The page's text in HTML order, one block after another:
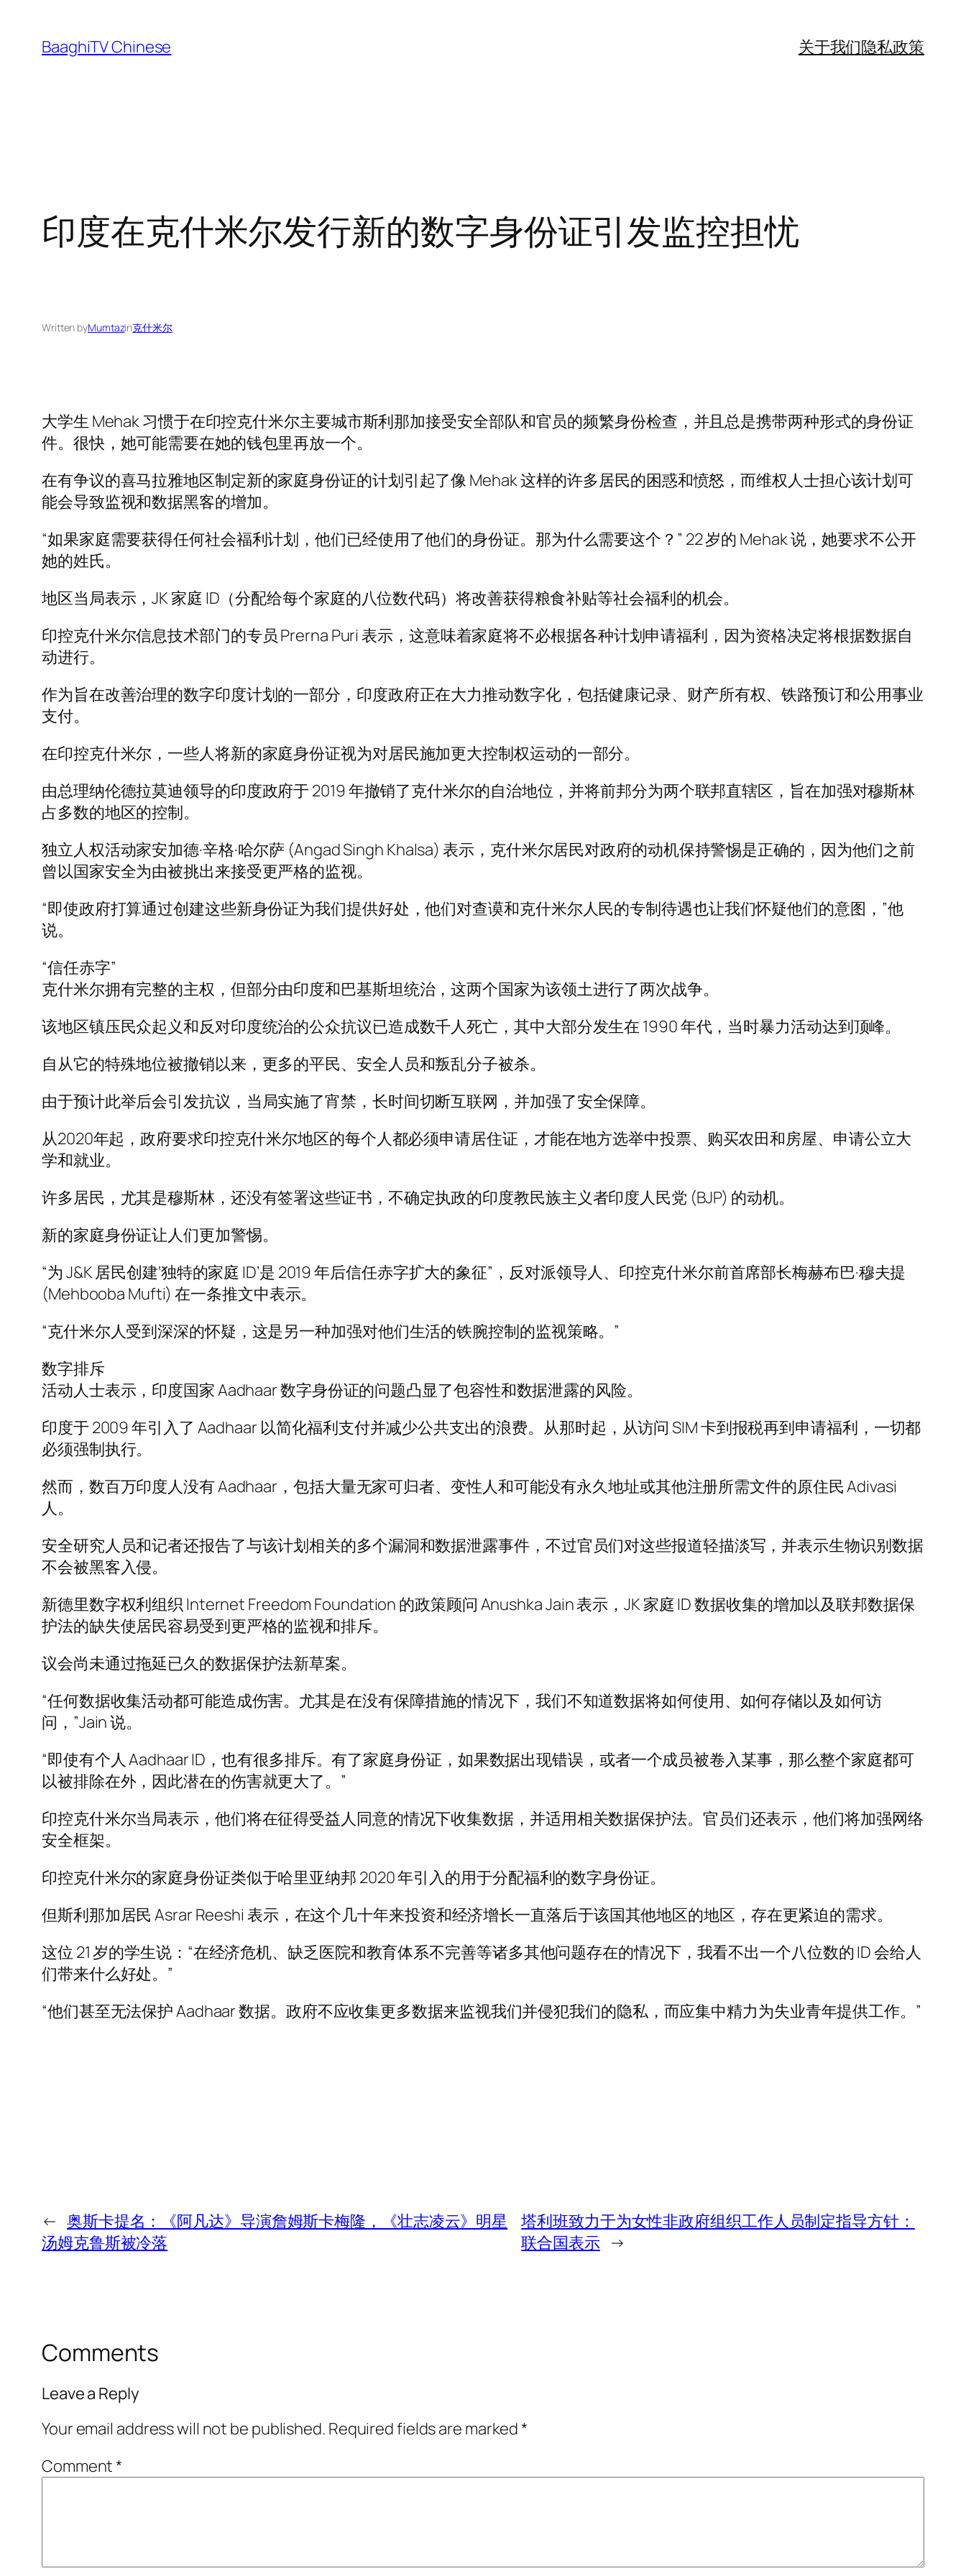
content
BaaghiTV Chinese 关于我们隐私政策
印度在克什米尔发行新的数字身份证引发监控担忧
Written byMumtazin克什米尔
大学生 Mehak 习惯于在印控克什米尔主要城市斯利那加接受安全部队和官员的频繁身份检查，并且总是携带两种形式的身份证
件。很快，她可能需要在她的钱包里再放一个。
在有争议的喜马拉雅地区制定新的家庭身份证的计划引起了像 Mehak 这样的许多居民的困惑和愤怒，而维权人士担心该计划可
能会导致监视和数据黑客的增加。
“如果家庭需要获得任何社会福利计划，他们已经使用了他们的身份证。那为什么需要这个？” 22 岁的 Mehak 说，她要求不公开
她的姓氏。
地区当局表示，JK 家庭 ID（分配给每个家庭的八位数代码）将改善获得粮食补贴等社会福利的机会。
印控克什米尔信息技术部门的专员 Prerna Puri 表示，这意味着家庭将不必根据各种计划申请福利，因为资格决定将根据数据自
动进行。
作为旨在改善治理的数字印度计划的一部分，印度政府正在大力推动数字化，包括健康记录、财产所有权、铁路预订和公用事业
支付。
在印控克什米尔，一些人将新的家庭身份证视为对居民施加更大控制权运动的一部分。
由总理纳伦德拉莫迪领导的印度政府于 2019 年撤销了克什米尔的自治地位，并将前邦分为两个联邦直辖区，旨在加强对穆斯林
占多数的地区的控制。
独立人权活动家安加德·辛格·哈尔萨 (Angad Singh Khalsa) 表示，克什米尔居民对政府的动机保持警惕是正确的，因为他们之前
曾以国家安全为由被挑出来接受更严格的监视。
“即使政府打算通过创建这些新身份证为我们提供好处，他们对查谟和克什米尔人民的专制待遇也让我们怀疑他们的意图，”他
说。
“信任赤字”
克什米尔拥有完整的主权，但部分由印度和巴基斯坦统治，这两个国家为该领土进行了两次战争。
该地区镇压民众起义和反对印度统治的公众抗议已造成数千人死亡，其中大部分发生在 1990 年代，当时暴力活动达到顶峰。
自从它的特殊地位被撤销以来，更多的平民、安全人员和叛乱分子被杀。
由于预计此举后会引发抗议，当局实施了宵禁，长时间切断互联网，并加强了安全保障。
从2020年起，政府要求印控克什米尔地区的每个人都必须申请居住证，才能在地方选举中投票、购买农田和房屋、申请公立大
学和就业。
许多居民，尤其是穆斯林，还没有签署这些证书，不确定执政的印度教民族主义者印度人民党 (BJP) 的动机。
新的家庭身份证让人们更加警惕。
“为 J&K 居民创建‘独特的家庭 ID’是 2019 年后信任赤字扩大的象征”，反对派领导人、印控克什米尔前首席部长梅赫布巴·穆夫提
(Mehbooba Mufti) 在一条推文中表示。
“克什米尔人受到深深的怀疑，这是另一种加强对他们生活的铁腕控制的监视策略。”
数字排斥
活动人士表示，印度国家 Aadhaar 数字身份证的问题凸显了包容性和数据泄露的风险。
印度于 2009 年引入了 Aadhaar 以简化福利支付并减少公共支出的浪费。从那时起，从访问 SIM 卡到报税再到申请福利，一切都
必须强制执行。
然而，数百万印度人没有 Aadhaar，包括大量无家可归者、变性人和可能没有永久地址或其他注册所需文件的原住民 Adivasi
人。
安全研究人员和记者还报告了与该计划相关的多个漏洞和数据泄露事件，不过官员们对这些报道轻描淡写，并表示生物识别数据
不会被黑客入侵。
新德里数字权利组织 Internet Freedom Foundation 的政策顾问 Anushka Jain 表示，JK 家庭 ID 数据收集的增加以及联邦数据保
护法的缺失使居民容易受到更严格的监视和排斥。
议会尚未通过拖延已久的数据保护法新草案。
“任何数据收集活动都可能造成伤害。尤其是在没有保障措施的情况下，我们不知道数据将如何使用、如何存储以及如何访
问，”Jain 说。
“即使有个人 Aadhaar ID，也有很多排斥。有了家庭身份证，如果数据出现错误，或者一个成员被卷入某事，那么整个家庭都可
以被排除在外，因此潜在的伤害就更大了。”
印控克什米尔当局表示，他们将在征得受益人同意的情况下收集数据，并适用相关数据保护法。官员们还表示，他们将加强网络
安全框架。
印控克什米尔的家庭身份证类似于哈里亚纳邦 2020 年引入的用于分配福利的数字身份证。
但斯利那加居民 Asrar Reeshi 表示，在这个几十年来投资和经济增长一直落后于该国其他地区的地区，存在更紧迫的需求。
这位 21 岁的学生说：“在经济危机、缺乏医院和教育体系不完善等诸多其他问题存在的情况下，我看不出一个八位数的 ID 会给人
们带来什么好处。”
“他们甚至无法保护 Aadhaar 数据。政府不应收集更多数据来监视我们并侵犯我们的隐私，而应集中精力为失业青年提供工作。”
← 奥斯卡提名：《阿凡达》导演詹姆斯卡梅隆，《壮志凌云》明星
汤姆克鲁斯被冷落
塔利班致力于为女性非政府组织工作人员制定指导方针：
联合国表示 →
Comments
Leave a Reply
Your email address will not be published. Required fields are marked*
Comment*